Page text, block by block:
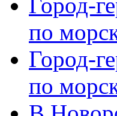
Город-
по
Город-
по